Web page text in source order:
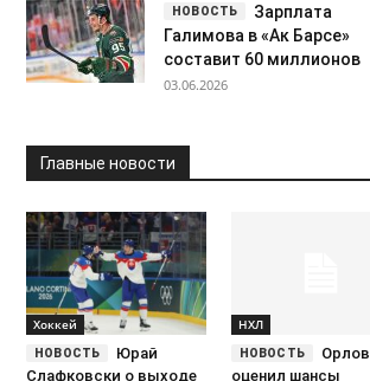
Зарплата
Галимова в «Ак Барсе»
составит 60 миллионов
03.06.2026
Главные новости
Хоккей
Юрай
Слафковски о выходе
НХЛ
Орлов
оценил шансы